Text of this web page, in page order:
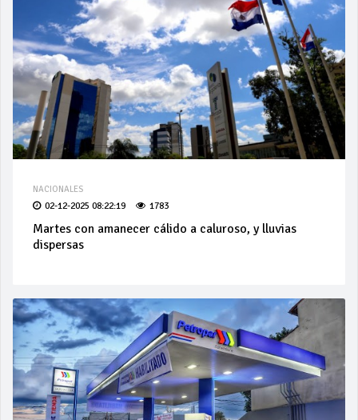
NACIONALES
02-12-2025 08:22:19 1783
Martes con amanecer cálido a caluroso, y lluvias
dispersas